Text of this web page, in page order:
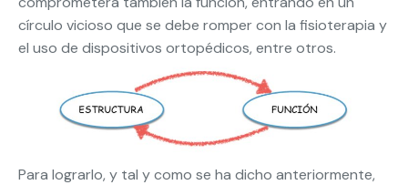
círculo vicioso que se debe romper con la fisioterapia y
el uso de dispositivos ortopédicos, entre otros.
Para lograrlo, y tal y como se ha dicho anteriormente,